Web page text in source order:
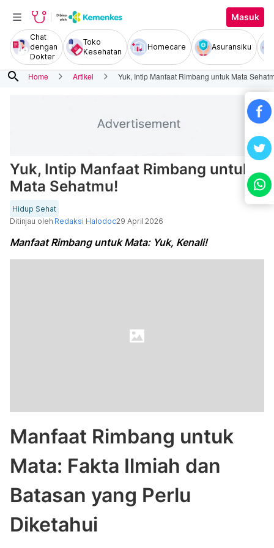
Masuk
Chat
dengan
Dokter
Toko
Kesehatan
Homecare Asuransiku
search Home Artikel Yuk, Intip Manfaat Rimbang untuk Mata
Yuk, Intip Manfaat Rimbang untuk
Mata Sehatmu!
Hidup Sehat
Ditinjau oleh Redaksi Halodoc29 April 2026
Manfaat Rimbang untuk Mata: Yuk, Kenali!
Manfaat Rimbang untuk
Mata: Fakta Ilmiah dan
Batasan yang Perlu
Diketahui